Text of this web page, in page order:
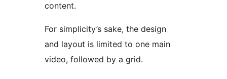
content.
For simplicity’s sake, the design
and layout is limited to one main
video, followed by a grid.